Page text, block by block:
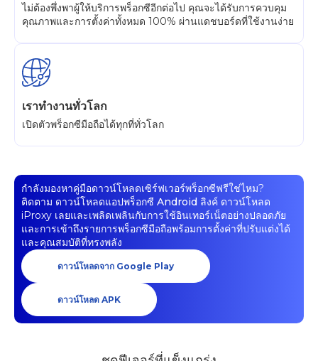
ไม่ต้องพึ่งพาผู้ให้บริการพร็อกซีอีกต่อไป คุณจะได้รับการควบคุม
คุณภาพและการตั้งค่าทั้งหมด 100% ผ่านแดชบอร์ดที่ใช้งานง่าย
เราทำงานทั่วโลก
เปิดตัวพร็อกซีมือถือได้ทุกที่ทั่วโลก
กำลังมองหาคู่มือดาวน์โหลดเซิร์ฟเวอร์พร็อกซีฟรีใช่ไหม?
ติดตาม ดาวน์โหลดแอปพร็อกซี Android ลิงค์ ดาวน์โหลด
iProxy เลยและเพลิดเพลินกับการใช้อินเทอร์เน็ตอย่างปลอดภัย
และการเข้าถึงรายการพร็อกซีมือถือพร้อมการตั้งค่าที่ปรับแต่งได้
และคุณสมบัติที่ทรงพลัง
ดาวน์โหลดจาก Google Play
ดาวน์โหลด APK